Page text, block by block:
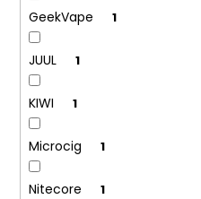
GeekVape 1
JUUL 1
KIWI 1
Microcig 1
Nitecore 1
155
Kč
Původně:
195
Kč